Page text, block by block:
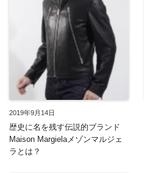
2019年9月14日
歴史に名を残す伝説的ブランド
Maison Margielaメゾンマルジェ
ラとは？